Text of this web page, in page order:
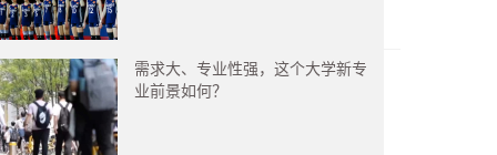
需求大、专业性强，这个大学新专
业前景如何？